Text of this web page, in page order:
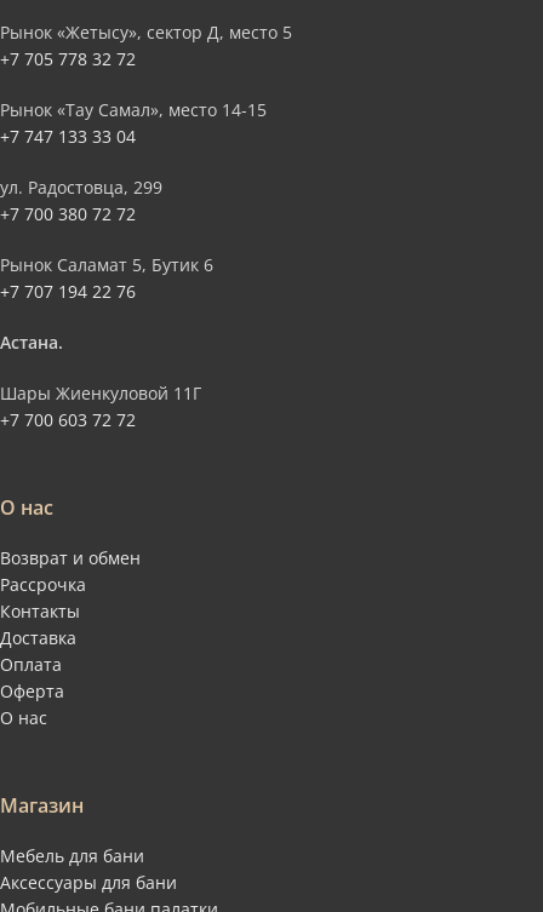
Рынок «Жетысу», сектор Д, место 5
+7 705 778 32 72
Рынок «Тау Самал», место 14-15
+7 747 133 33 04
ул. Радостовца, 299
+7 700 380 72 72
Рынок Саламат 5, Бутик 6
+7 707 194 22 76
Астана.
Шары Жиенкуловой 11Г
+7 700 603 72 72
О нас
Возврат и обмен
Рассрочка
Контакты
Доставка
Оплата
Оферта
О нас
Магазин
Мебель для бани
Аксессуары для бани